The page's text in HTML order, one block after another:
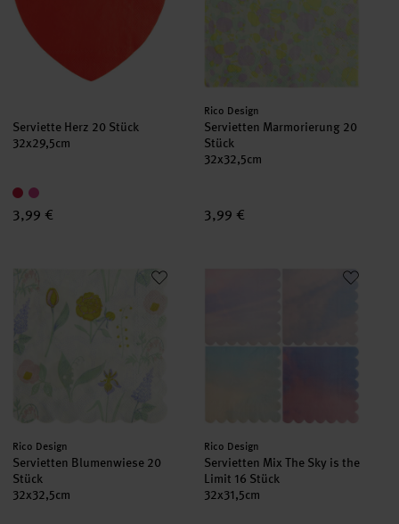
Serviette Herz 20 Stück
32x29,5cm
3,99 €
Hersteller:
Rico Design
Servietten Marmorierung 20
Stück
32x32,5cm
3,99 €
Servietten Blumenwiese 20 Stück
Hersteller:
Rico Design
Servietten Blumenwiese 20
Stück
32x32,5cm
Servietten Mix The Sky is the
Hersteller:
Rico Design
Servietten Mix The Sky is the
Limit 16 Stück
32x31,5cm